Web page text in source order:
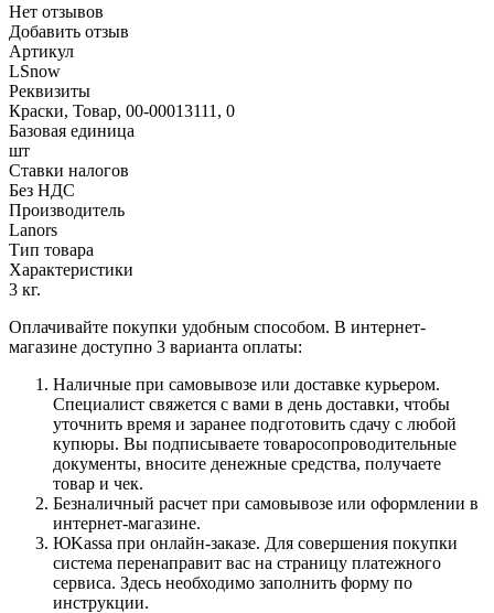
Нет отзывов
Добавить отзыв
Артикул
LSnow
Реквизиты
Краски, Товар, 00-00013111, 0
Базовая единица
шт
Ставки налогов
Без НДС
Производитель
Lanors
Тип товара
Характеристики
3 кг.
Оплачивайте покупки удобным способом. В интернет-
магазине доступно 3 варианта оплаты:
Наличные при самовывозе или доставке курьером.
Специалист свяжется с вами в день доставки, чтобы
уточнить время и заранее подготовить сдачу с любой
купюры. Вы подписываете товаросопроводительные
документы, вносите денежные средства, получаете
товар и чек.
Безналичный расчет при самовывозе или оформлении в
интернет-магазине.
ЮKassa при онлайн-заказе. Для совершения покупки
система перенаправит вас на страницу платежного
сервиса. Здесь необходимо заполнить форму по
инструкции.